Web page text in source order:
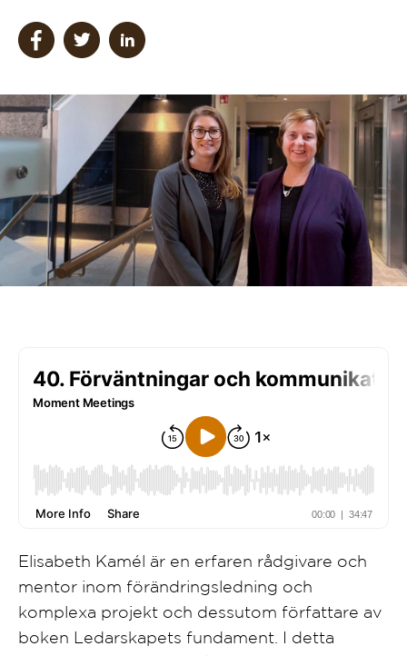
Elisabeth Kamél är en erfaren rådgivare och
mentor inom förändringsledning och
komplexa projekt och dessutom författare av
boken Ledarskapets fundament. I detta